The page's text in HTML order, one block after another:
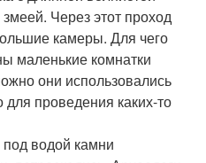
Через этот проход
камеры. Для чего
маленькие комнатки
они использовались
проведения каких-то
водой камни